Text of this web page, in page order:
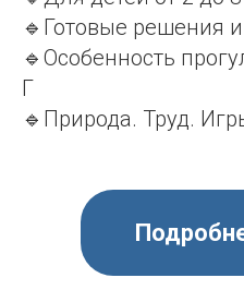
🔹Готовые решения
🔹Особенность
Г
🔹Природа. Труд.